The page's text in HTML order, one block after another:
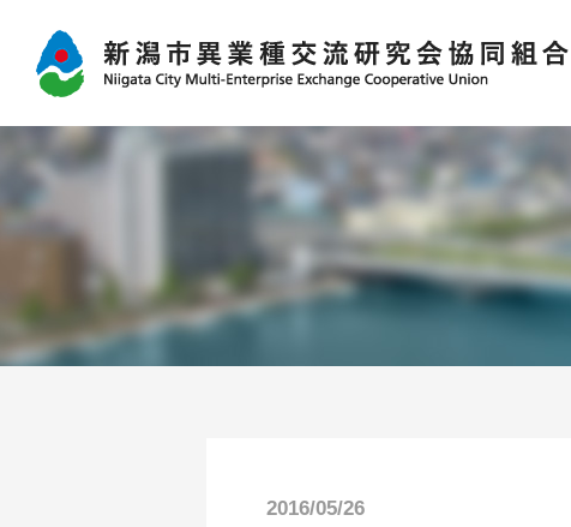
2016/05/26